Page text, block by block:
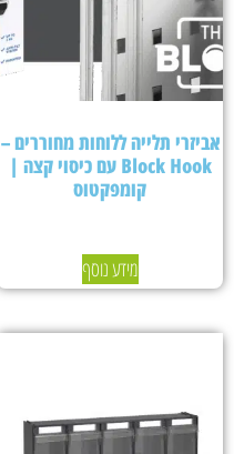
אביזרי תלייה ללוחות מחוררים –
Block Hook עם כיסוי קצה |
קומפקטוס
מידע נוסף